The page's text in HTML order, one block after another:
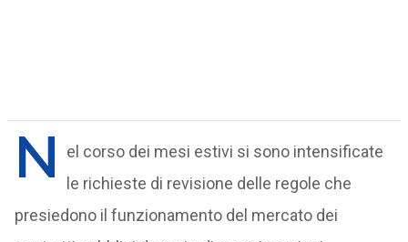
N
el corso dei mesi estivi si sono intensificate
le richieste di revisione delle regole che
presiedono il funzionamento del mercato dei